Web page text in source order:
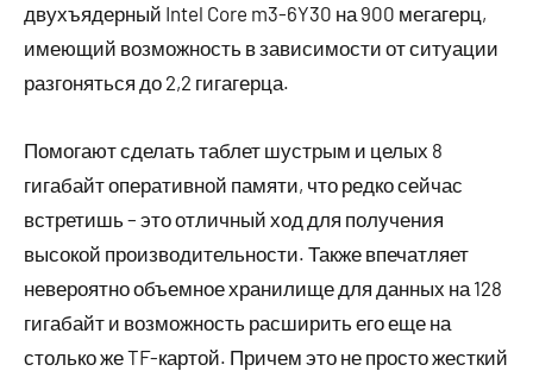
двухъядерный Intel Core m3-6Y30 на 900 мегагерц,
имеющий возможность в зависимости от ситуации
разгоняться до 2,2 гигагерца.
Помогают сделать таблет шустрым и целых 8
гигабайт оперативной памяти, что редко сейчас
встретишь – это отличный ход для получения
высокой производительности. Также впечатляет
невероятно объемное хранилище для данных на 128
гигабайт и возможность расширить его еще на
столько же TF-картой. Причем это не просто жесткий